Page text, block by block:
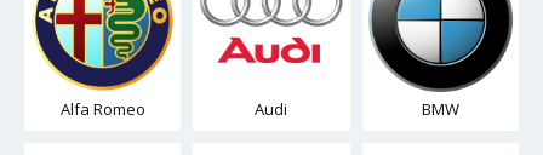
Alfa Romeo Audi BMW